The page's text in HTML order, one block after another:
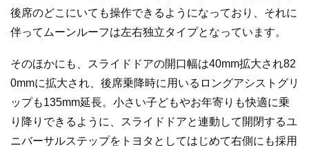
後席のどこにいても操作できるようになっており、それに
伴ってムーンルーフは左右独立タイプとなっています。
そのほかにも、スライドドアの開口幅は40mm拡大され82
0mmに拡大され、後席乗降時に用いるロングアシストグリ
ップも135mm延長。小さい子どもやお年寄りも快適に乗
り降りできるように、スライドドアと連動して開閉するユ
ニバーサルステップをトヨタとしてはじめて右側にも採用